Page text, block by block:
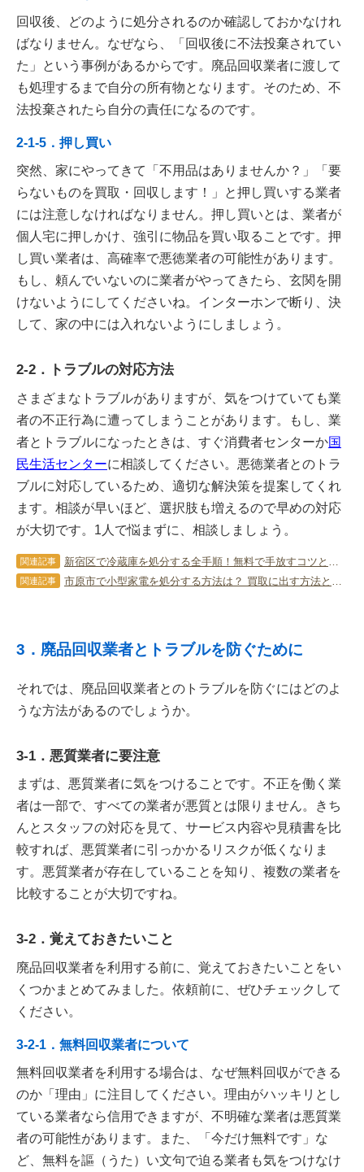
回収後、どのように処分されるのか確認しておかなけれ
ばなりません。なぜなら、「回収後に不法投棄されてい
た」という事例があるからです。廃品回収業者に渡して
も処理するまで自分の所有物となります。そのため、不
法投棄されたら自分の責任になるのです。
2-1-5．押し買い
突然、家にやってきて「不用品はありませんか？」「要
らないものを買取・回収します！」と押し買いする業者
には注意しなければなりません。押し買いとは、業者が
個人宅に押しかけ、強引に物品を買い取ることです。押
し買い業者は、高確率で悪徳業者の可能性があります。
もし、頼んでいないのに業者がやってきたら、玄関を開
けないようにしてくださいね。インターホンで断り、決
して、家の中には入れないようにしましょう。
2-2．トラブルの対応方法
さまざまなトラブルがありますが、気をつけていても業
者の不正行為に遭ってしまうことがあります。もし、業
者とトラブルになったときは、すぐ消費者センターか国
民生活センターに相談してください。悪徳業者とのトラ
ブルに対応しているため、適切な解決策を提案してくれ
ます。相談が早いほど、選択肢も増えるので早めの対応
が大切です。1人で悩まずに、相談しましょう。
関連記事
関連記事
3．廃品回収業者とトラブルを防ぐために
それでは、廃品回収業者とのトラブルを防ぐにはどのよ
うな方法があるのでしょうか。
3-1．悪質業者に要注意
まずは、悪質業者に気をつけることです。不正を働く業
者は一部で、すべての業者が悪質とは限りません。きち
んとスタッフの対応を見て、サービス内容や見積書を比
較すれば、悪質業者に引っかかるリスクが低くなりま
す。悪質業者が存在していることを知り、複数の業者を
比較することが大切ですね。
3-2．覚えておきたいこと
廃品回収業者を利用する前に、覚えておきたいことをい
くつかまとめてみました。依頼前に、ぜひチェックして
ください。
3-2-1．無料回収業者について
無料回収業者を利用する場合は、なぜ無料回収ができる
のか「理由」に注目してください。理由がハッキリとし
ている業者なら信用できますが、不明確な業者は悪質業
者の可能性があります。また、「今だけ無料です」な
ど、無料を謳（うた）い文句で迫る業者も気をつけなけ